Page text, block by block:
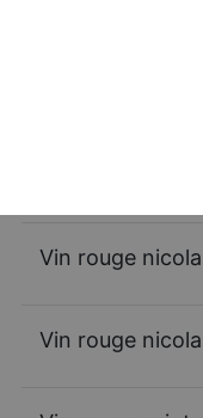
Vin rouge
Vin rouge